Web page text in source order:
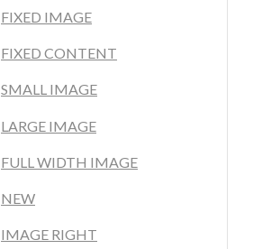
FIXED IMAGE
FIXED CONTENT
SMALL IMAGE
LARGE IMAGE
FULL WIDTH IMAGE
NEW
IMAGE RIGHT